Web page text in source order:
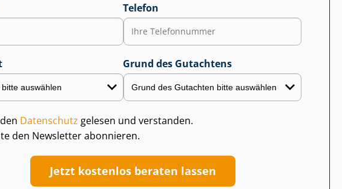
Telefon
Grund des Gutachtens
Datenschutz gelesen und verstanden.
den Newsletter abonnieren.
Jetzt kostenlos beraten lassen